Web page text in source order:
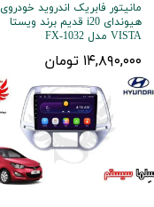
مانیتور فابریک اندروید خودروی
هیوندای i20 قدیم برند ویستا
VISTA مدل FX-1032
۱۴,۸۹۰,۰۰۰ تومان